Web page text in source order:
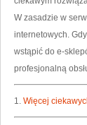
W zasadzie w
internetowych.
wstąpić do e-
profesjonalną
1. Więcej